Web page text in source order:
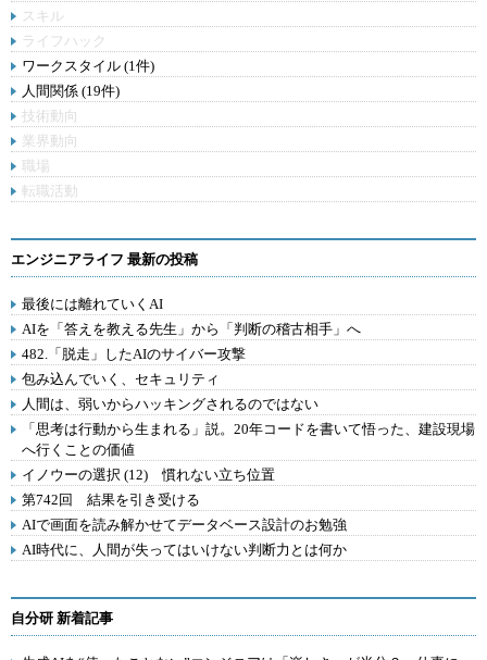
スキル
ライフハック
ワークスタイル (1件)
人間関係 (19件)
技術動向
業界動向
職場
転職活動
エンジニアライフ 最新の投稿
最後には離れていくAI
AIを「答えを教える先生」から「判断の稽古相手」へ
482.「脱走」したAIのサイバー攻撃
包み込んでいく、セキュリティ
人間は、弱いからハッキングされるのではない
「思考は行動から生まれる」説。20年コードを書いて悟った、建設現場
へ行くことの価値
イノウーの選択 (12) 慣れない立ち位置
第742回 結果を引き受ける
AIで画面を読み解かせてデータベース設計のお勉強
AI時代に、人間が失ってはいけない判断力とは何か
自分研 新着記事